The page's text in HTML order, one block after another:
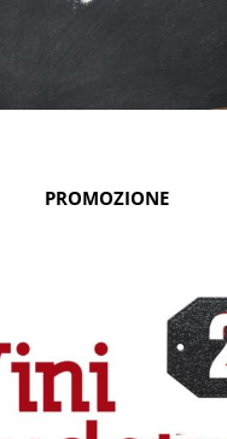
PROMOZIONE